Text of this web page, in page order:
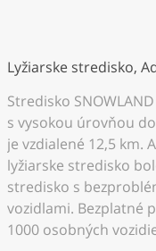
Lyžiarske stredisko,
Stredisko
s vysokou úrovňou
je vzdialené 12,5 km.
lyžiarske stredisko
stredisko s
vozidlami. Bezplatné
1000 osobných